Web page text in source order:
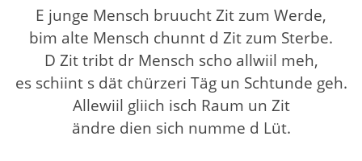
E junge Mensch bruucht Zit zum Werde,
bim alte Mensch chunnt d Zit zum Sterbe.
D Zit tribt dr Mensch scho allwiil meh,
es schiint s dät chürzeri Täg un Schtunde geh.
Allewiil gliich isch Raum un Zit
ändre dien sich numme d Lüt.